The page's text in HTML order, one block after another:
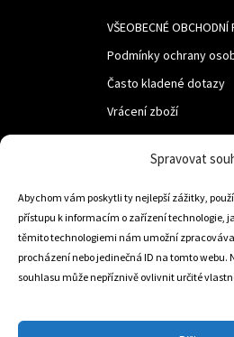
Spravovat
Abychom vám poskytli ty nejlepší zážitky,
přístupu k informacím o zařízení technologie,
těmito technologiemi nám umožní
procházení nebo jedinečná ID na tomto webu.
souhlasu může nepříznivě ovlivnit určité
VŠEOBECNÉ OBCHODNÍ
Podmínky ochrany
Často kladené dotazy
Vrácení zboží
LUF s.r.o.
Nám. M.R.Štefanika 518,
Trstená 02801